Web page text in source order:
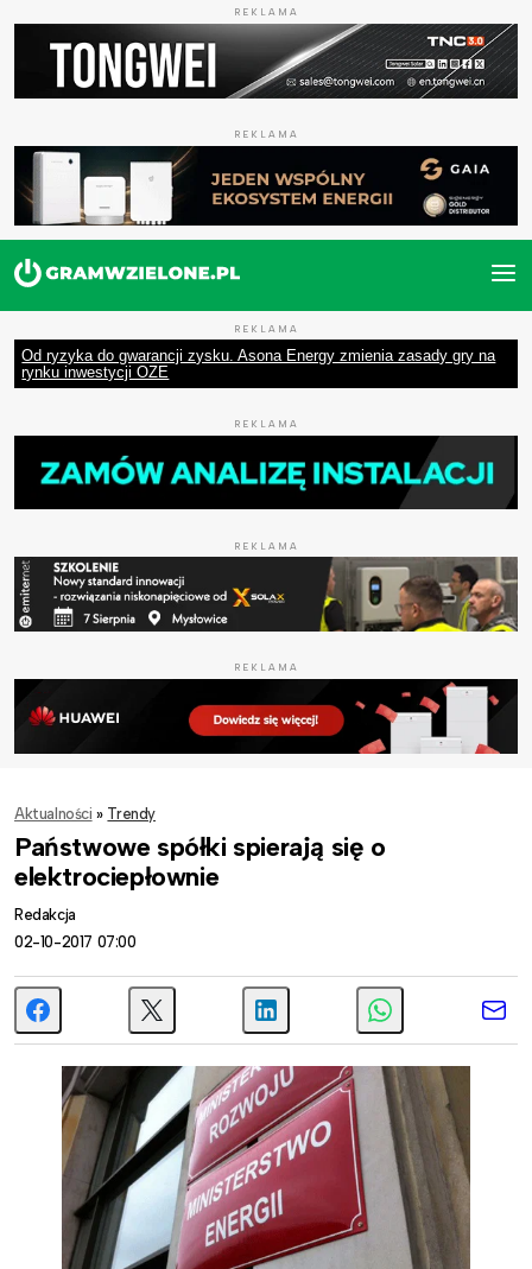
REKLAMA
REKLAMA
REKLAMA
Od ryzyka do gwarancji zysku. Asona Energy zmienia zasady gry na
rynku inwestycji OZE
REKLAMA
REKLAMA
REKLAMA
Aktualności » Trendy
Państwowe spółki spierają się o
elektrociepłownie
Redakcja
02-10-2017 07:00